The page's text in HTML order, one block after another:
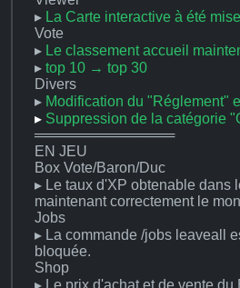
▸ La Carte interactive à été
Vote
▸ Le classement accueil
▸ top 10 → top 30
Divers
▸ Modification du "Réglement"
▸ Suppression de la catégorie
══════════════
EN JEU
Box Vote/Baron/Duc
▸ Le taux d'XP obtenable dans
maintenant correctement le
Jobs
▸ La commande /jobs leaveall
bloquée.
Shop
▸ Le prix d'achat et de vente du